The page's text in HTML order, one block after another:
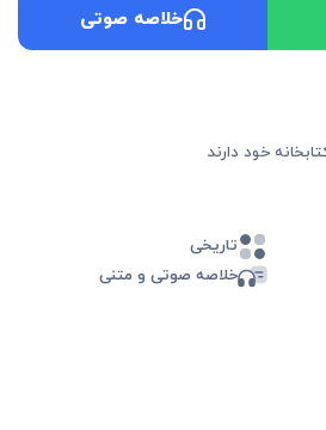
خلاصه صوتی
خود دارند
تاریخی
خلاصه صوتی و متنی